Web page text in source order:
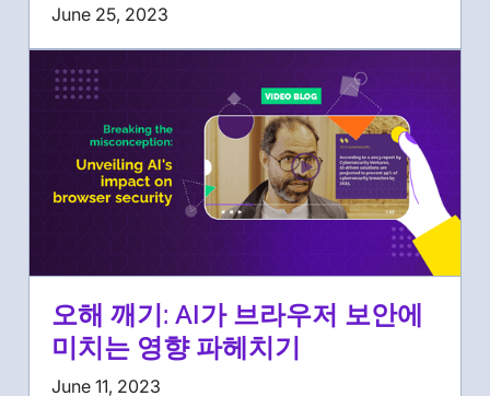
June 25, 2023
오해 깨기: AI가 브라우저 보안에
미치는 영향 파헤치기
June 11, 2023